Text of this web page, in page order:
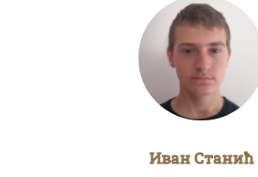
Иван Станић